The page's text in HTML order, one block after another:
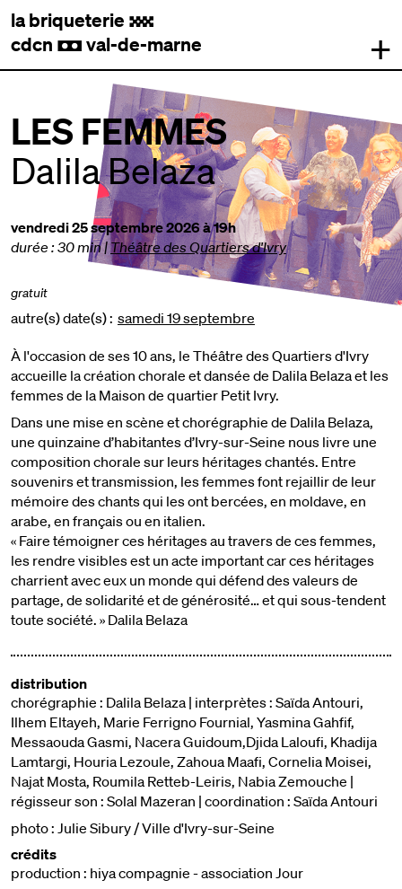
la briqueterie .
cdcn , val-de-marne +
LES FEMMES
Dalila Belaza
vendredi 25 septembre 2026 à 19h
durée : 30 min| Théâtre des Quartiers d'Ivry
gratuit
autre(s) date(s) : samedi 19 septembre
À l'occasion de ses 10 ans, le Théâtre des Quartiers d'Ivry
accueille la création chorale et dansée de Dalila Belaza et les
femmes de la Maison de quartier Petit Ivry.
Dans une mise en scène et chorégraphie de Dalila Belaza,
une quinzaine d’habitantes d’Ivry-sur-Seine nous livre une
composition chorale sur leurs héritages chantés. Entre
souvenirs et transmission, les femmes font rejaillir de leur
mémoire des chants qui les ont bercées, en moldave, en
arabe, en français ou en italien.
« Faire témoigner ces héritages au travers de ces femmes,
les rendre visibles est un acte important car ces héritages
charrient avec eux un monde qui défend des valeurs de
partage, de solidarité et de générosité… et qui sous-tendent
toute société. » Dalila Belaza
distribution
chorégraphie : Dalila Belaza | interprètes : Saïda Antouri,
Ilhem Eltayeh, Marie Ferrigno Fournial, Yasmina Gahfif,
Messaouda Gasmi, Nacera Guidoum,Djida Laloufi, Khadija
Lamtargi, Houria Lezoule, Zahoua Maafi, Cornelia Moisei,
Najat Mosta, Roumila Retteb-Leiris, Nabia Zemouche |
régisseur son : Solal Mazeran | coordination : Saïda Antouri
photo : Julie Sibury / Ville d'Ivry-sur-Seine
crédits
production : hiya compagnie - association Jour